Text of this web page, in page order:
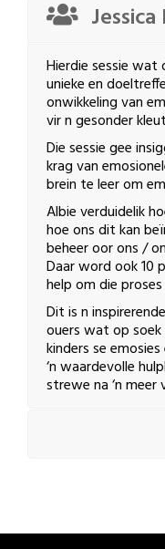
Hierdie sessie wat
unieke en
onwikkeling van
vir n gesonder
Die sessie gee
krag van
brein te leer om
Albie verduidelik
hoe ons dit kan
beheer oor ons /
Daar word ook 10
help om die
Dit is n
ouers wat op soek
kinders se
‘n waardevolle
strewe na ‘n meer